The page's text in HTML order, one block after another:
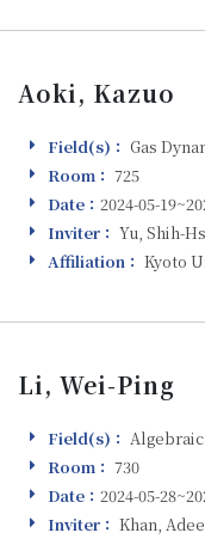
Aoki, Kazuo
Field(s)
Field(s)： Gas
Room
Room： 725
Visiting
Date： 2024-05-
Inviter
Inviter： Yu, Shih-
Affiliation
Affiliation： Kyoto
Li, Wei-Ping
Field(s)
Field(s)：
Room
Room： 730
Visiting
Date： 2024-05-
Inviter
Inviter： Khan,